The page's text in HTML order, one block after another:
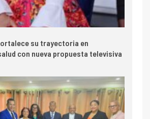
su trayectoria en
con nueva propuesta televisiva